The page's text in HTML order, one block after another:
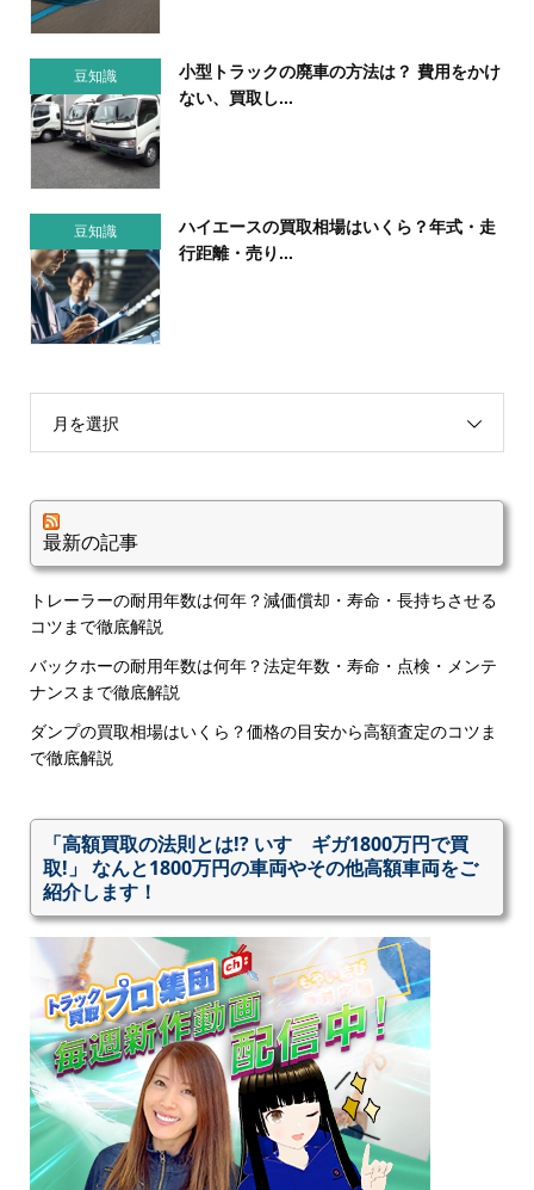
豆知識
小型トラックの廃車の方法は？ 費用をかけ
ない、買取し...
豆知識
ハイエースの買取相場はいくら？年式・走
行距離・売り...
月を選択
最新の記事
トレーラーの耐用年数は何年？減価償却・寿命・長持ちさせる
コツまで徹底解説
バックホーの耐用年数は何年？法定年数・寿命・点検・メンテ
ナンスまで徹底解説
ダンプの買取相場はいくら？価格の目安から高額査定のコツま
で徹底解説
「高額買取の法則とは!? いすゞギガ1800万円で買
取!」 なんと1800万円の車両やその他高額車両をご
紹介します！